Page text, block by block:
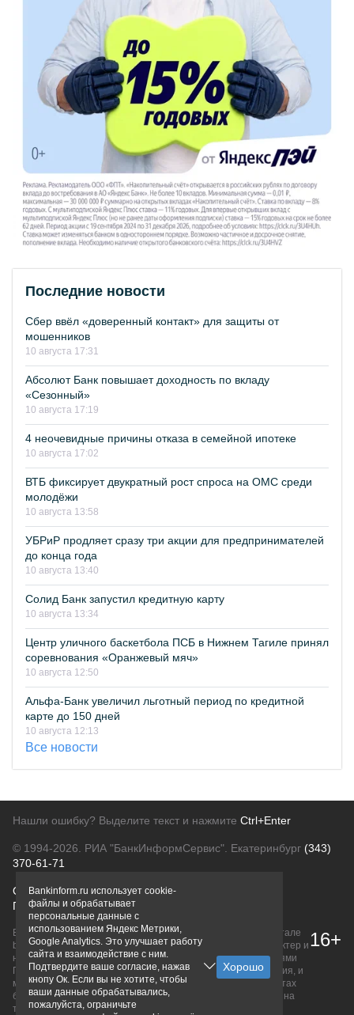
Последние новости
Сбер ввёл «доверенный контакт» для защиты от
мошенников
10 августа 17:31
Абсолют Банк повышает доходность по вкладу
«Сезонный»
10 августа 17:19
4 неочевидные причины отказа в семейной ипотеке
10 августа 17:02
ВТБ фиксирует двукратный рост спроса на ОМС среди
молодёжи
10 августа 13:58
УБРиР продляет сразу три акции для предпринимателей
до конца года
10 августа 13:40
Солид Банк запустил кредитную карту
10 августа 13:34
Центр уличного баскетбола ПСБ в Нижнем Тагиле принял
соревнования «Оранжевый мяч»
10 августа 12:50
Альфа-Банк увеличил льготный период по кредитной
карте до 150 дней
10 августа 12:13
Все новости
Нашли ошибку? Выделите текст и нажмите Ctrl+Enter
© 1994-2026. РИА "БанкИнформСервис". Екатеринбург (343)
370-61-71
О проектеПолитика конфиденциальности
Правовая информацияДля рекламодателей
Вся информация о продуктах банков, размещенная на портале
bankinform.ru, носит исключительно ознакомительный характер и
не является публичной офертой, определяемой положениями
ГК РФ. Информация не содержит точного и полного описания, и
может быть изменена. Конечные условия уточняйте на сайтах
банков или при личном обращении. Исключительное право на
товарные знаки принадлежит их правообладателям.
16+
Bankinform.ru использует cookie-
файлы и обрабатывает
персональные данные с
использованием Яндекс Метрики,
Google Analytics. Это улучшает работу
сайта и взаимодействие с ним.
Подтвердите ваше согласие, нажав
кнопу Ок. Если вы не хотите, чтобы
ваши данные обрабатывались,
пожалуйста, ограничьте